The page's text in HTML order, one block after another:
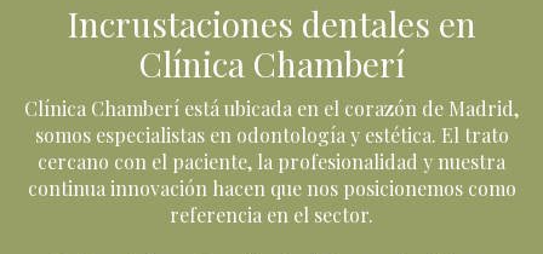
Incrustaciones dentales en
Clínica Chamberí
Clínica Chamberí está ubicada en el corazón de Madrid,
somos especialistas en odontología y estética. El trato
cercano con el paciente, la profesionalidad y nuestra
continua innovación hacen que nos posicionemos como
referencia en el sector.